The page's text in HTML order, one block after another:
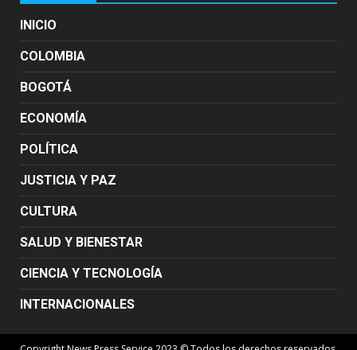
INICIO
COLOMBIA
BOGOTÁ
ECONOMÍA
POLÍTICA
JUSTICIA Y PAZ
CULTURA
SALUD Y BIENESTAR
CIENCIA Y TECNOLOGÍA
INTERNACIONALES